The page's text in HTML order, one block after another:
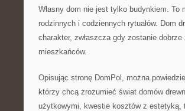
Własny dom nie jest tylko budynkiem.
rodzinnych i codziennych rytuałów. Dom
charakter, zwłaszcza gdy zostanie
mieszkańców.
Opisując stronę DomPol, można
którzy chcą zrozumieć świat domów
użytkowymi, kwestie kosztów z estetyką,